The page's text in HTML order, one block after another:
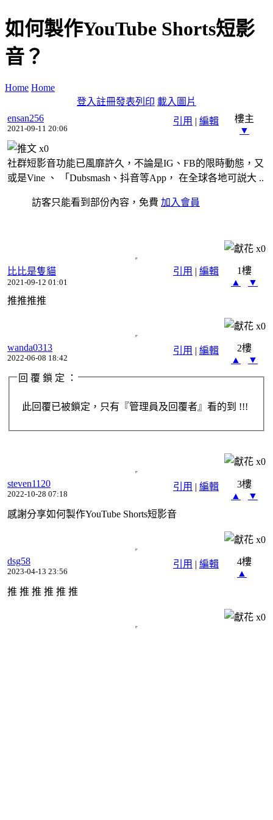
如何製作YouTube Shorts短影
音？
Home Home
登入註冊發表列印 載入圖片
引用 | 編輯
ensan256
2021-09-11 20:06
樓主
▼
x0
社群短影音功能已風靡許久，不論是IG、FB的限時動態，又
或是Vine 、 「Dubsmash、抖音等App， 在全球各地可説大 ..
訪客只能看到部份內容，免費 加入會員
x0
引用 | 編輯
比比是隻貓
2021-09-12 01:01
1樓
▲
▼
推推推推
x0
引用 | 編輯
wanda0313
2022-06-08 18:42
2樓
▲
▼
回 覆 鎖 定 ：
此回覆已被鎖定，只有『管理員及回覆者』看的到 !!!
x0
引用 | 編輯
steven1120
2022-10-28 07:18
3樓
▲
▼
感謝分享如何製作YouTube Shorts短影音
x0
引用 | 編輯
dsg58
2023-04-13 23:56
4樓
▲
推 推 推 推 推 推
x0